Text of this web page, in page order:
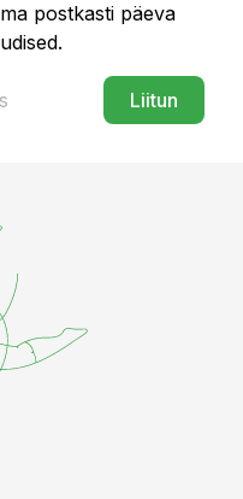
postkasti päeva
Liitun